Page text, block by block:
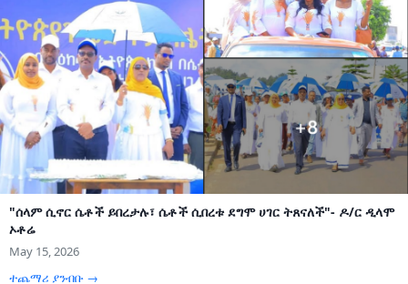
"ሰላም ሲኖር ሴቶች ይበረታሉ፣ ሴቶች ሲበረቱ ደግሞ ሀገር ትጸናለች"- ዶ/ር ዲላሞ
ኦቶሬ
May 15, 2026
ተጨማሪ ያንብቡ →